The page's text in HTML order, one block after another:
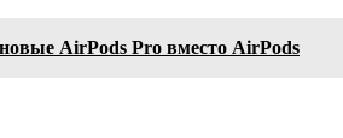
AirPods Pro вместо AirPods